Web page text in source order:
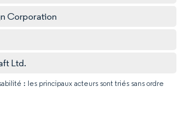
Corporation
Ltd.
: les principaux acteurs sont triés sans ordre